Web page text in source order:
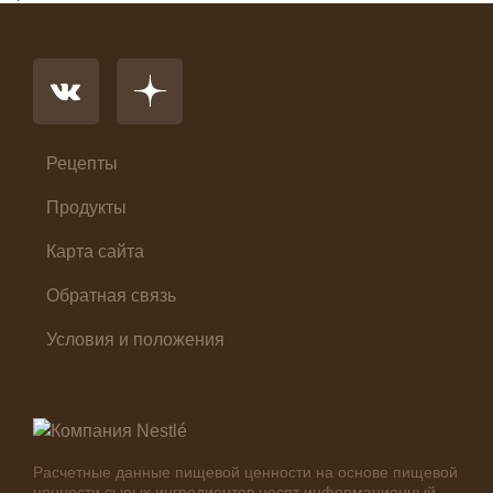
Холодные закуски
Рецепты
Продукты
Карта сайта
Обратная связь
Условия и положения
Расчетные данные пищевой ценности на основе пищевой